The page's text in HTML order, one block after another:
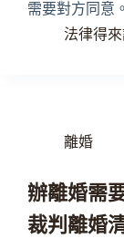
需要對方同意
法律得
離婚
辦離婚需
裁判離婚